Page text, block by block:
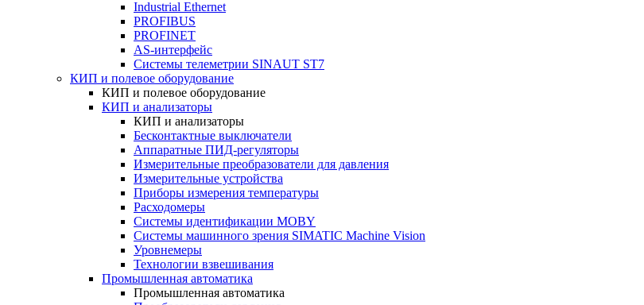
Industrial Ethernet
PROFIBUS
PROFINET
AS-интерфейс
Системы телеметрии SINAUT ST7
КИП и полевое оборудование
КИП и полевое оборудование
КИП и анализаторы
КИП и анализаторы
Бесконтактные выключатели
Аппаратные ПИД-регуляторы
Измерительные преобразователи для давления
Измерительные устройства
Приборы измерения температуры
Расходомеры
Системы идентификации MOBY
Системы машинного зрения SIMATIC Machine Vision
Уровнемеры
Технологии взвешивания
Промышленная автоматика
Промышленная автоматика